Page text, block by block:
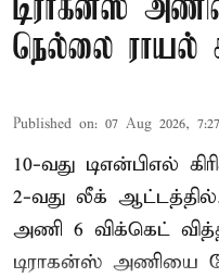
டிராகன்ஸ்
நெல்லை ராயல்
Published on: 07 Aug 2026,
10-வது டிஎன்பிஎல்
2-வது லீக்
அணி 6 விக்கெட்
டிராகன்ஸ் அணியை